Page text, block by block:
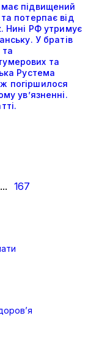
підвищений
потерпає від
Нині РФ утримує
У братів
та
Рустема
погіршилося
ув’язненні.
... 167